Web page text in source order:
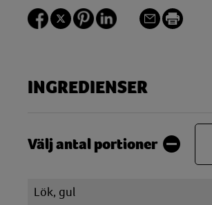
INGREDIENSER
Välj antal portioner
Lök, gul